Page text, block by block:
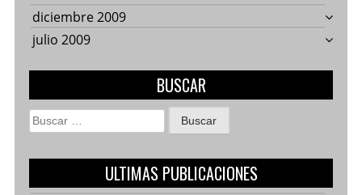
diciembre 2009
julio 2009
BUSCAR
Buscar:
ULTIMAS PUBLICACIONES